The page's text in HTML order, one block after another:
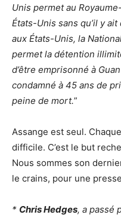
Unis permet au
États-Unis sans qu’il y
aux États-Unis, la
permet la détention
d’être emprisonné à
condamné à 45 ans de
peine de mort.”
Assange est seul.
difficile. C’est le but
Nous sommes son
le crains, pour une
* Chris Hedges, a passé